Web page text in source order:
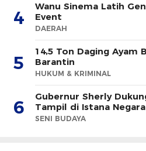
4
Wanu Sinema Latih
Event
DAERAH
5
14,5 Ton Daging Ayam
Barantin
HUKUM & KRIMINAL
6
Gubernur Sherly
Tampil di Istana
SENI BUDAYA